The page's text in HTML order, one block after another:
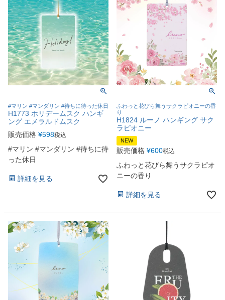
#マリン #マンダリン #待ちに待った休日
H1773 ホリデームスク ハンギ
ング エメラルドムスク
販売価格 ¥598税込
#マリン #マンダリン #待ちに待
った休日
詳細を見る
ふわっと花びら舞うサクラピオニーの香
り
H1824 ルーノ ハンギング サク
ラピオニー
NEW
販売価格 ¥600税込
ふわっと花びら舞うサクラピオ
ニーの香り
詳細を見る